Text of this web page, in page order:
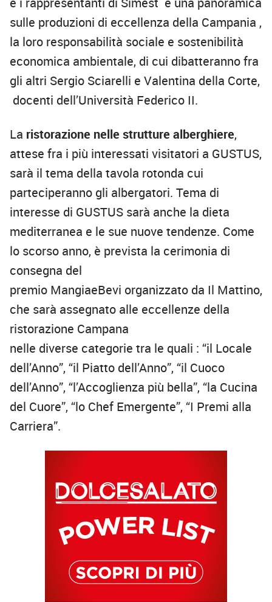
sulle produzioni di eccellenza della Campania ,
la loro responsabilità sociale e sostenibilità
economica ambientale, di cui dibatteranno fra
gli altri Sergio Sciarelli e Valentina della Corte,
docenti dell’Università Federico II.
La ristorazione nelle strutture alberghiere,
attese fra i più interessati visitatori a GUSTUS,
sarà il tema della tavola rotonda cui
parteciperanno gli albergatori. Tema di
interesse di GUSTUS sarà anche la dieta
mediterranea e le sue nuove tendenze. Come
lo scorso anno, è prevista la cerimonia di
consegna del
premio MangiaeBevi organizzato da Il Mattino,
che sarà assegnato alle eccellenze della
ristorazione Campana
nelle diverse categorie tra le quali : “il Locale
dell’Anno”, “il Piatto dell’Anno”, “il Cuoco
dell’Anno”, “l’Accoglienza più bella”, “la Cucina
del Cuore”, “lo Chef Emergente”, “I Premi alla
Carriera”.